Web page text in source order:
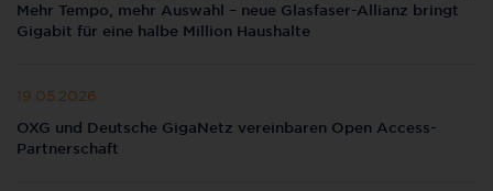
Mehr Tempo, mehr Auswahl – neue Glasfaser-Allianz bringt
Gigabit für eine halbe Million Haushalte
19.05.2026
OXG und Deutsche GigaNetz vereinbaren Open Access-
Partnerschaft